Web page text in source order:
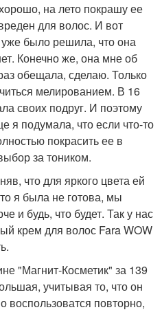
на лето покрашу ее
для волос. И вот
было решила, что она
Конечно же, она мне об
обещала, сделаю. Только
мелированием. В 16
своих подруг. И поэтому
я подумала, что если что-то
покрасить ее в
за тоником.
что для яркого цвета ей
я была не готова, мы
и будь, что будет. Так у нас
крем для волос Fara WOW
"Магнит-Косметик" за 139
учитывая то, что он
повторно,